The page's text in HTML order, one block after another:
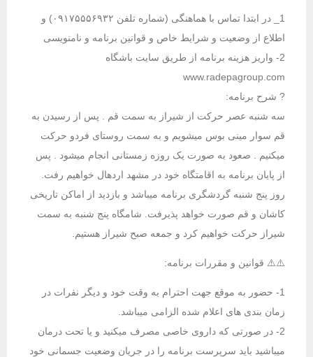
1_ در ابتدا تماس با هماهنگی (شماره تلفن ۰۹۱۷۵۵۵۶۹۳۲) و
اطلاع از وضعیت و شرایط خاص و قوانین برنامه و نامنویسی
www.radepagroup.com
? شرح برنامه:
سه شنبه عصر حرکت از شیراز به سمت قم . پس از رسیدن به
قم سوار مینی بوس میشویم و به سمت روستای فردو حرکت
میکنیم . صعود به صورت یک روزه زمستانی انجام میشود . پس
از پایان برنامه به اقامتگاه خود در مشهد اردهال خواهیم رفت.
روز پنج شنبه گردشگری برنامه میباشد و بازدید از اماکن تاریخی
کاشان و قم صورت خواهد پذیرفت. شامگاه پنج شنبه به سمت
شیراز حرکت خواهیم کرد و جمعه صبح شیراز هستیم.
⚠️⚠️ قوانین و مقررات برنامه:
1- حضور به موقع جهت احترام به وقت خود و دیگر نفرات در
زمان بندی های اعلام شده الزامی میباشد.
2- در صورتی که داروی خاصی مصرف میکنید و یا تحت درمان
میباشید باید سرپرست برنامه را در جریان وضعیت جسمانی خود